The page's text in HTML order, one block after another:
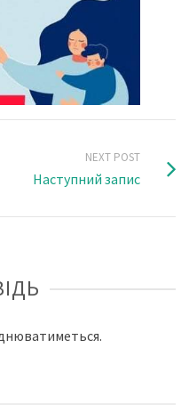
NEXT POST
Наступний запис